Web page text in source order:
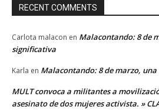
RECENT COMMENTS
Carlota malacon en Malacontando: 8 de
significativa
Karla en Malacontando: 8 de marzo,
MULT convoca a militantes a
asesinato de dos mujeres activista. »